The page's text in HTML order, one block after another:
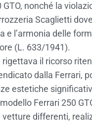
nonché la
Scaglietti
e l’armonia delle
(L. 633/1941).
rigettava il ricorso
dalla Ferrari,
estetiche
Ferrari 250
differenti,